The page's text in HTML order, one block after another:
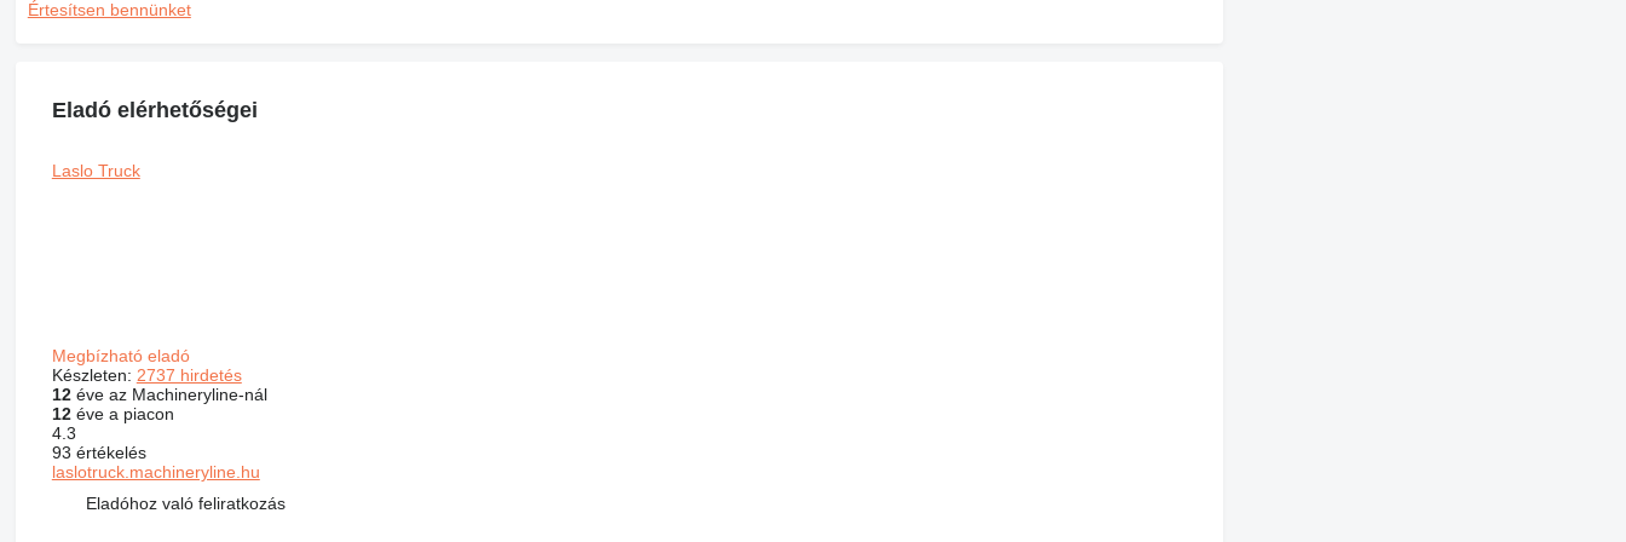
Értesítsen bennünket
Eladó elérhetőségei
Laslo Truck
Megbízható eladó
Készleten: 2737 hirdetés
12éve az Machineryline-nál
12éve a piacon
4.3
93 értékelés
laslotruck.machineryline.hu
Eladóhoz való feliratkozás